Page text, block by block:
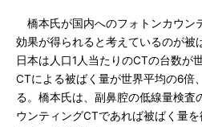
橋本氏が国内へのフォトンカウン
効果が得られると考えているのが被
日本は人口1人当たりのCTの台数が
CTによる被ばく量が世界平均の6倍
る。橋本氏は、副鼻腔の低線量検査
ウンティングCTであれば被ばく量